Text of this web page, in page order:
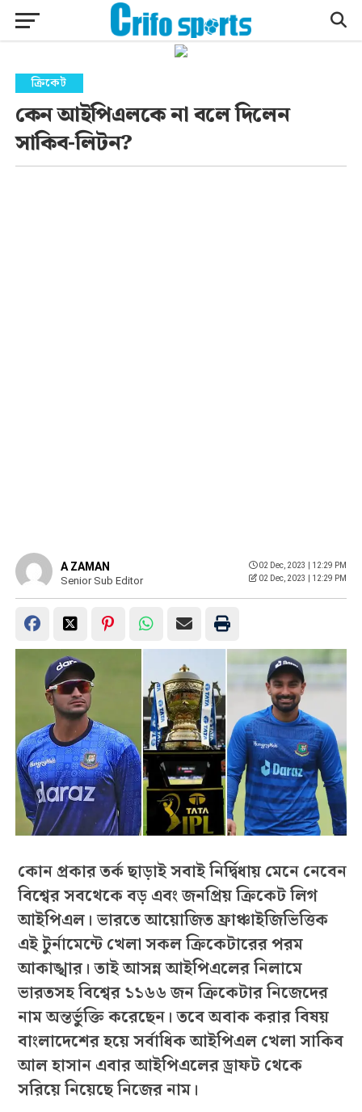
ক্রিকেট
কেন আইপিএলকে না বলে দিলেন
সাকিব-লিটন?
A ZAMAN
Senior Sub Editor
02 Dec, 2023 | 12:29 PM
02 Dec, 2023 | 12:29 PM
কোন প্রকার তর্ক ছাড়াই সবাই নির্দ্বিধায় মেনে নেবেন
বিশ্বের সবথেকে বড় এবং জনপ্রিয় ক্রিকেট লিগ
আইপিএল। ভারতে আয়োজিত ফ্রাঞ্চাইজিভিত্তিক
এই টুর্নামেন্টে খেলা সকল ক্রিকেটারের পরম
আকাঙ্খার। তাই আসন্ন আইপিএলের নিলামে
ভারতসহ বিশ্বের ১১৬৬ জন ক্রিকেটার নিজেদের
নাম অন্তর্ভুক্তি করেছেন। তবে অবাক করার বিষয়
বাংলাদেশের হয়ে সর্বাধিক আইপিএল খেলা সাকিব
আল হাসান এবার আইপিএলের ড্রাফট থেকে
সরিয়ে নিয়েছে নিজের নাম।